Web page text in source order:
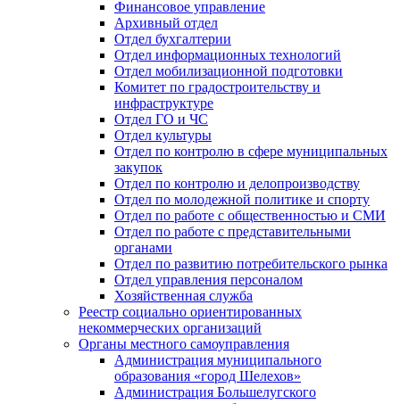
Финансовое управление
Архивный отдел
Отдел бухгалтерии
Отдел информационных технологий
Отдел мобилизационной подготовки
Комитет по градостроительству и
инфраструктуре
Отдел ГО и ЧС
Отдел культуры
Отдел по контролю в сфере муниципальных
закупок
Отдел по контролю и делопроизводству
Отдел по молодежной политике и спорту
Отдел по работе с общественностью и СМИ
Отдел по работе с представительными
органами
Отдел по развитию потребительского рынка
Отдел управления персоналом
Хозяйственная служба
Реестр социально ориентированных
некоммерческих организаций
Органы местного самоуправления
Администрация муниципального
образования «город Шелехов»
Администрация Большелугского